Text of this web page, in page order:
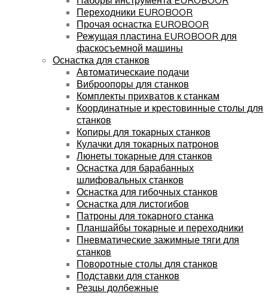
Переходники EUROBOOR
Прочая оснастка EUROBOOR
Режущая пластина EUROBOOR для
фаскосъемной машины
Оснастка для станков
Автоматическаие подачи
Виброопоры для станков
Комплекты прихватов к станкам
Координатные и крестовинные столы для
станков
Копиры для токарных станков
Кулачки для токарных патронов
Люнеты токарные для станков
Оснастка для барабанных
шлифовальных станков
Оснастка для гибочных станков
Оснастка для листогибов
Патроны для токарного станка
Планшайбы токарные и переходники
Пневматические зажимные тяги для
станков
Поворотные столы для станков
Подставки для станков
Резцы долбежные